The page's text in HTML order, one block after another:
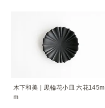
木下和美｜黒輪花小皿 六花145m
m